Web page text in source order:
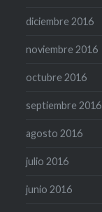
diciembre 2016
noviembre 2016
octubre 2016
septiembre 2016
agosto 2016
julio 2016
junio 2016